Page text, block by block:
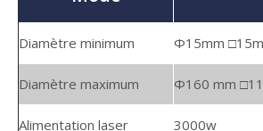
Diamètre minimum Φ15mm
Diamètre maximum Φ160 mm
Alimentation laser 3000w